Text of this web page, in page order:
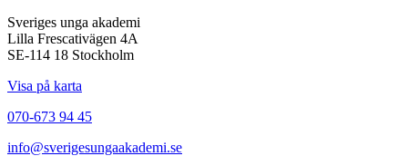
Sveriges unga akademi
Lilla Frescativägen 4A
SE-114 18 Stockholm
Visa på karta
070-673 94 45
info@sverigesungaakademi.se